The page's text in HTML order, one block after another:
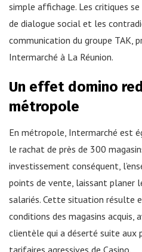
simple affichage. Les critiques
de dialogue social et les
communication du groupe TAK,
Intermarché à La Réunion.
Un effet domino
métropole
En métropole, Intermarché est
le rachat de près de 300
investissement conséquent,
points de vente, laissant planer
salariés. Cette situation résulte
conditions des magasins acquis,
clientèle qui a déserté suite aux